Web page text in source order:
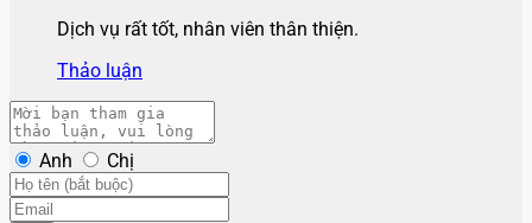
Dịch vụ rất tốt, nhân viên thân thiện.
Thảo luận
Anh Chị